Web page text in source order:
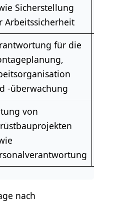
Sicherstellung
Arbeitssicherheit
für die
-überwachung
von
nach